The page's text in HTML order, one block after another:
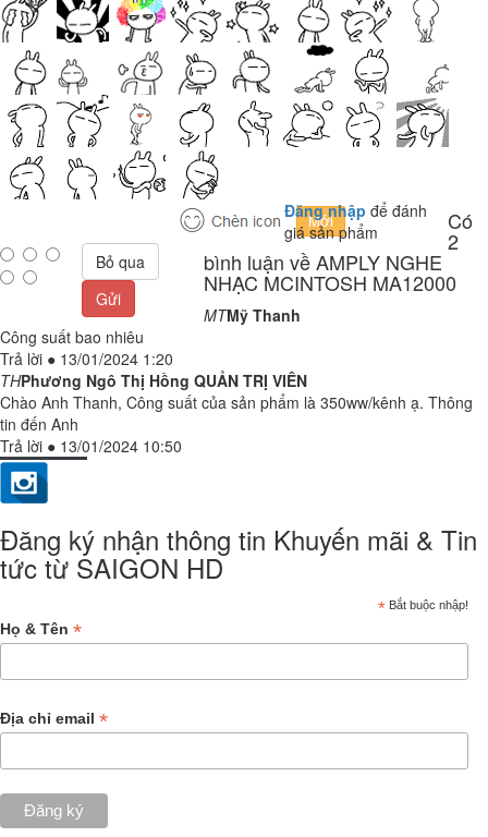
Đăng nhập để đánh
giá sản phẩm
Bỏ qua
Gửi
Có
2
bình luận về AMPLY NGHE
NHẠC MCINTOSH MA12000
MTMỹ Thanh
Công suất bao nhiêu
Trả lời ● 13/01/2024 1:20
THPhương Ngô Thị Hồng QUẢN TRỊ VIÊN
Chào Anh Thanh, Công suất của sản phẩm là 350ww/kênh ạ. Thông
tin đến Anh
Trả lời ● 13/01/2024 10:50
Đăng ký nhận thông tin Khuyến mãi & Tin
tức từ SAIGON HD
* Bắt buộc nhập!
Họ & Tên *
Địa chỉ email *